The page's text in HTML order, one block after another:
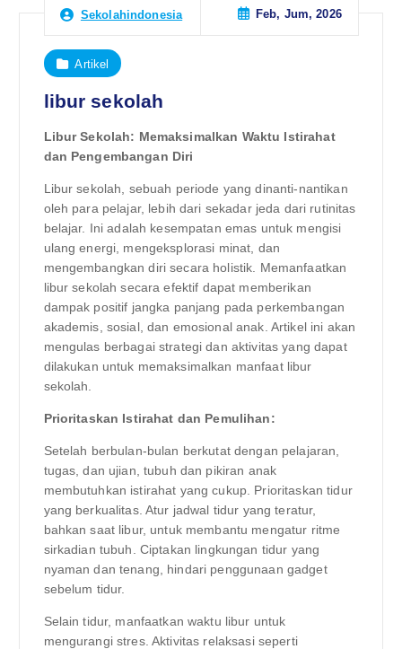
Sekolahindonesia Feb, Jum, 2026
Artikel
libur sekolah
Libur Sekolah: Memaksimalkan Waktu Istirahat
dan Pengembangan Diri
Libur sekolah, sebuah periode yang dinanti-nantikan
oleh para pelajar, lebih dari sekadar jeda dari rutinitas
belajar. Ini adalah kesempatan emas untuk mengisi
ulang energi, mengeksplorasi minat, dan
mengembangkan diri secara holistik. Memanfaatkan
libur sekolah secara efektif dapat memberikan
dampak positif jangka panjang pada perkembangan
akademis, sosial, dan emosional anak. Artikel ini akan
mengulas berbagai strategi dan aktivitas yang dapat
dilakukan untuk memaksimalkan manfaat libur
sekolah.
Prioritaskan Istirahat dan Pemulihan:
Setelah berbulan-bulan berkutat dengan pelajaran,
tugas, dan ujian, tubuh dan pikiran anak
membutuhkan istirahat yang cukup. Prioritaskan tidur
yang berkualitas. Atur jadwal tidur yang teratur,
bahkan saat libur, untuk membantu mengatur ritme
sirkadian tubuh. Ciptakan lingkungan tidur yang
nyaman dan tenang, hindari penggunaan gadget
sebelum tidur.
Selain tidur, manfaatkan waktu libur untuk
mengurangi stres. Aktivitas relaksasi seperti